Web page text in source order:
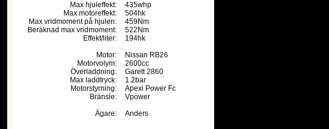
Max hjuleffekt:
435whp
Max motoreffekt:
504hk
Max vridmoment på hjulen:
459Nm
Beräknad max vridmoment:
522Nm
Effekt/liter:
194hk
Motor:
Nissan RB26
Motorvolym:
2600cc
Överladdning:
Garett 2860
Max laddtryck:
1.2bar
Motorstyrning:
Apexi Power Fc
Bränsle:
Vpower
Ägare:
Anders